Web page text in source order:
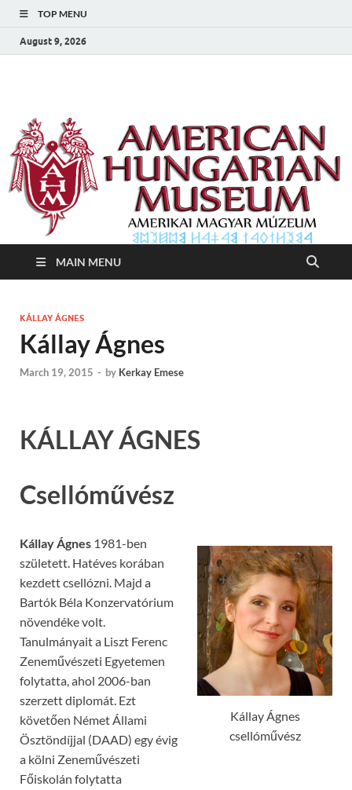
TOP MENU
August 9, 2026
Amerikai Magyar
Múzeum
MAIN MENU
KÁLLAY ÁGNES
Kállay Ágnes
March 19, 2015 - by Kerkay Emese
KÁLLAY ÁGNES
Csellóművész
Kállay Ágnes
csellóművész
Kállay Ágnes 1981-ben
született. Hatéves korában
kezdett csellózni. Majd a
Bartók Béla Konzervatórium
növendéke volt.
Tanulmányait a Liszt Ferenc
Zeneművészeti Egyetemen
folytatta, ahol 2006-ban
szerzett diplomát. Ezt
követően Német Állami
Ösztöndíjjal (DAAD) egy évig
a kölni Zeneművészeti
Főiskolán folytatta